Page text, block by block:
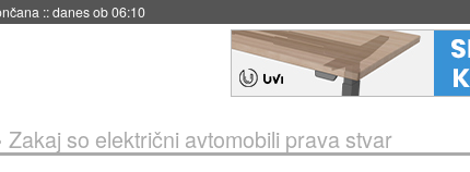
06:09
Zakaj so električni avtomobili prava stvar